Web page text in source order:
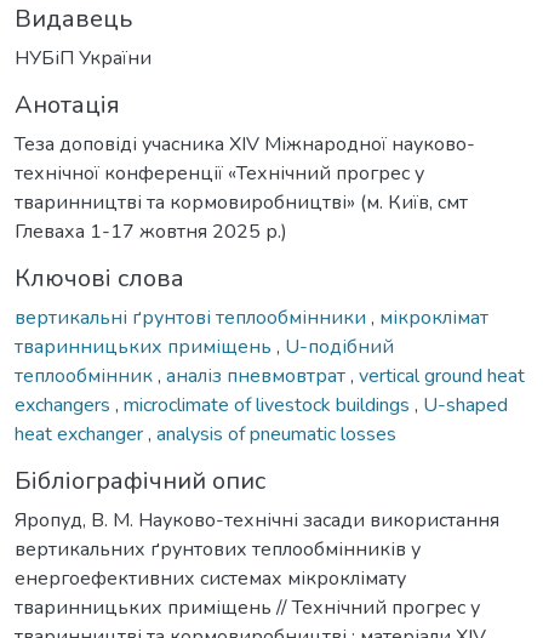
Видавець
НУБіП України
Анотація
Теза доповіді учасника XІV Міжнародної науково-
технічної конференції «Технічний прогрес у
тваринництві та кормовиробництві» (м. Київ, смт
Глеваха 1-17 жовтня 2025 р.)
Ключові слова
вертикальні ґрунтові теплообмінники , мікроклімат
тваринницьких приміщень , U-подібний
теплообмінник, аналіз пневмовтрат, vertical ground heat
exchangers , microclimate of livestock buildings , U-shaped
heat exchanger, analysis of pneumatic losses
Бібліографічний опис
Яропуд, В. М. Науково-технічні засади використання
вертикальних ґрунтових теплообмінників у
енергоефективних системах мікроклімату
тваринницьких приміщень // Технічний прогрес у